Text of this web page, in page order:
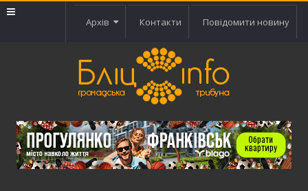
Архів Контакти Повідомити новину